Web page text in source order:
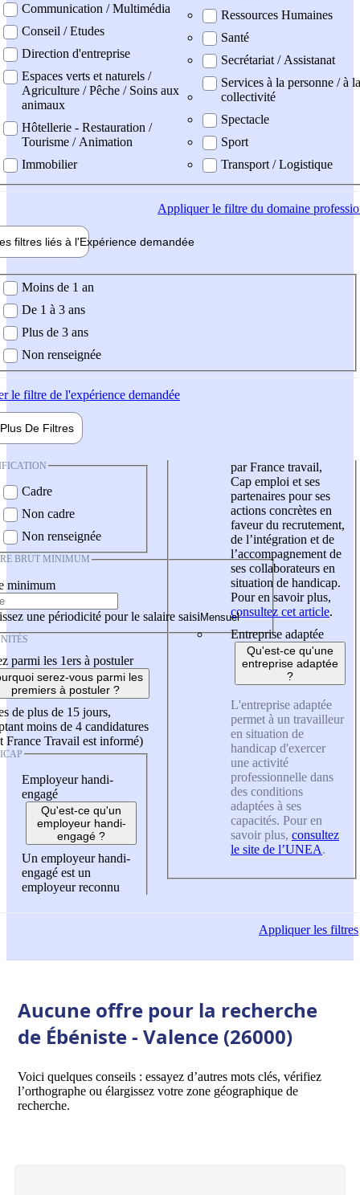
Communication / Multimédia
Conseil / Etudes
Direction d'entreprise
Espaces verts et naturels /
Agriculture / Pêche / Soins aux
animaux
Hôtellerie - Restauration /
Tourisme / Animation
Immobilier
Ressources Humaines
Santé
Secrétariat / Assistanat
Services à la personne / à la
collectivité
Spectacle
Sport
Transport / Logistique
Appliquerle filtre du domaine
filtres liés à l'Expérience demandée
demandée
Moins de 1 an
De 1 à 3 ans
Plus de 3 ans
Non renseignée
le filtre de l'expérience demandée
Plus De Filtres
Cadre
Non cadre
Non renseignée
BRUT MINIMUM
minimum
une périodicité pour le salaire saisi
parmi les 1ers à postuler
serez-vous parmi les
premiers à postuler ?
de plus de 15 jours,
moins de 4 candidatures
France Travail est informé)
Employeur handi-
engagé
Qu'est-ce qu'un
employeur handi-
engagé ?
Un employeur handi-
engagé est un
employeur reconnu
par France travail,
Cap emploi et ses
partenaires pour ses
actions concrètes en
faveur du recrutement,
de l’intégration et de
l’accompagnement de
ses collaborateurs en
situation de handicap.
Pour en savoir plus,
consultez cet article.
Entreprise adaptée
Qu'est-ce qu'une
entreprise adaptée
?
L'entreprise adaptée
permet à un travailleur
en situation de
handicap d'exercer
une activité
professionnelle dans
des conditions
adaptées à ses
capacités. Pour en
savoir plus, consultez
le site de l’UNEA.
Appliquerles filtres
Aucune offre pour la recherche
de Ébéniste - Valence (26000)
Voici quelques conseils : essayez d’autres mots clés, vérifiez
l’orthographe ou élargissez votre zone géographique de
recherche.